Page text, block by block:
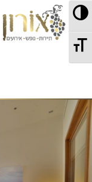
מתג ניגודיות
מתג גודל גופן
wd